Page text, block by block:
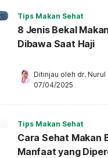
Tips Makan Sehat
8 Jenis Bekal
Dibawa Saat Haji
Ditinjau oleh dr. Nurul
07/04/2025
Tips Makan Sehat
Cara Sehat Makan
Manfaat yang